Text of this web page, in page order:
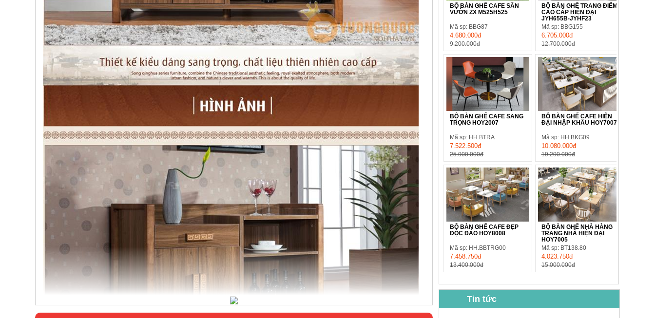
BỘ BÀN GHẾ CAFE SÂN
VƯỜN ZX M525H525
Mã sp: BBG87
4.680.000đ
9.200.000đ
BỘ BÀN GHẾ TRANG ĐIỂM
CAO CẤP HIỆN ĐẠI
JYH655B-JYHF23
Mã sp: BBG155
6.705.000đ
12.700.000đ
BỘ BÀN GHẾ CAFE SANG
TRỌNG HOY2007
Mã sp: HH.BTRA
7.522.500đ
25.000.000đ
BỘ BÀN GHẾ CAFE HIỆN
ĐẠI NHẬP KHẨU HOY7007
Mã sp: HH.BKG09
10.080.000đ
19.200.000đ
BỘ BÀN GHẾ CAFE ĐẸP
ĐỘC ĐÁO HOY8008
Mã sp: HH.BBTRG00
7.458.750đ
13.400.000đ
BỘ BÀN GHẾ NHÀ HÀNG
TRANG NHÃ HIỆN ĐẠI
HOY7005
Mã sp: BT138.80
4.023.750đ
15.000.000đ
Tin tức